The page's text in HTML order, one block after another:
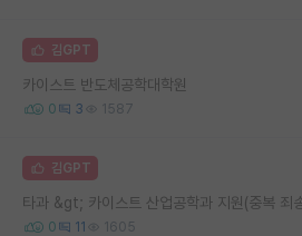
김GPT
카이스트 반도체공학대학원
0 3 1587
김GPT
타과 &gt; 카이스트 산업공학과 지원(중복 죄
0 11 1605